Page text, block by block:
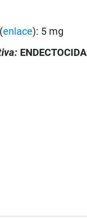
(enlace): 5 mg
ENDECTOCIDA